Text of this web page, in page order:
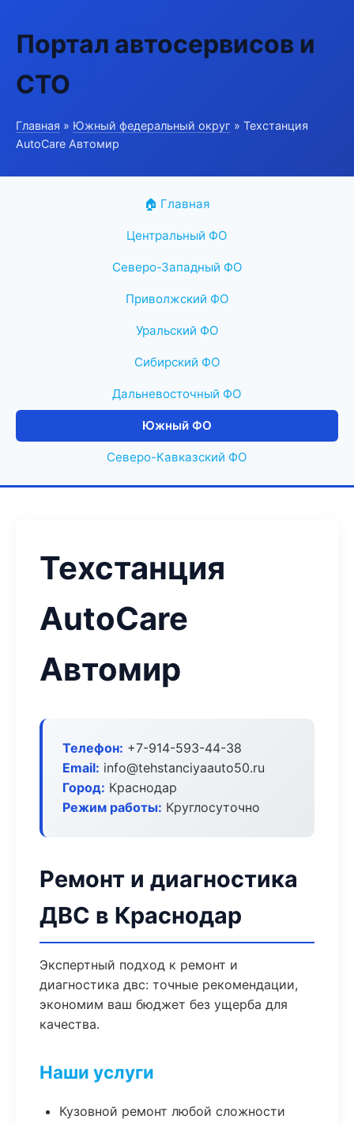
Портал автосервисов и
СТО
Главная » Южный федеральный округ » Техстанция
AutoCare Автомир
🏠 Главная
Центральный ФО
Северо-Западный ФО
Приволжский ФО
Уральский ФО
Сибирский ФО
Дальневосточный ФО
Южный ФО
Северо-Кавказский ФО
Техстанция
AutoCare
Автомир
Телефон: +7-914-593-44-38
Email: info@tehstanciyaauto50.ru
Город: Краснодар
Режим работы: Круглосуточно
Ремонт и диагностика
ДВС в Краснодар
Экспертный подход к ремонт и
диагностика двс: точные рекомендации,
экономим ваш бюджет без ущерба для
качества.
Наши услуги
Кузовной ремонт любой сложности